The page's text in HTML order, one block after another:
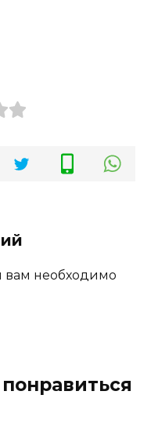
вам необходимо